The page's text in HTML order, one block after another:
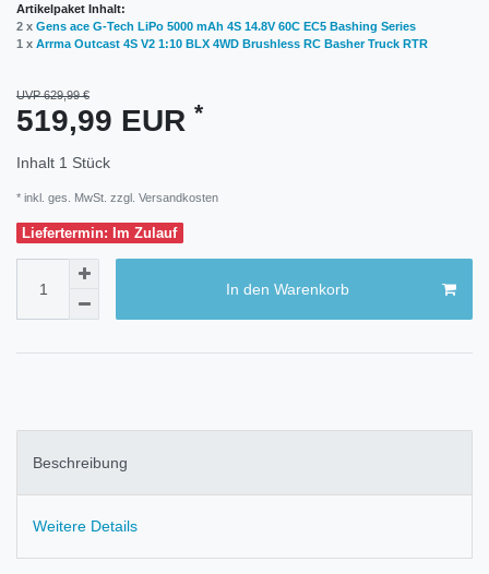
Artikelpaket Inhalt:
2 x Gens ace G-Tech LiPo 5000 mAh 4S 14.8V 60C EC5 Bashing Series
1 x Arrma Outcast 4S V2 1:10 BLX 4WD Brushless RC Basher Truck RTR
UVP 629,99 €
519,99 EUR *
Inhalt 1 Stück
* inkl. ges. MwSt. zzgl. Versandkosten
Liefertermin: Im Zulauf
In den Warenkorb
Beschreibung
Weitere Details